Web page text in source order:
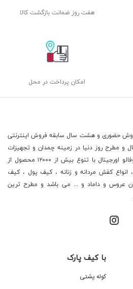
هفت روز ضمانت بازگشت کالا
امکان پرداخت در محل
حضوری و هشت سال سابقه فروش اینترنتی
و مطرح روز دنیا در زمینه چمدان و تجهیزات
سفر و همچنین نمایندگی چرم بوفالو اورجینال با تنوع بیش از ۱۲۰۰۰ محصول از
کفش مردانه و زنانه ، کیف پول ، کیف
عروس و داماد و ... می باشد و مطرح ترین
با کیف پارک
کوله پشتی